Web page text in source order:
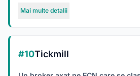
Mai multe detalii
#10Tickmill